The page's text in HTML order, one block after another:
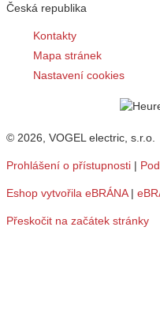
Česká republika
Kontakty
Mapa stránek
Nastavení cookies
© 2026, VOGEL electric, s.r.o.
Prohlášení o přístupnosti |
Eshop vytvořila eBRÁNA|
Přeskočit na začátek stránky